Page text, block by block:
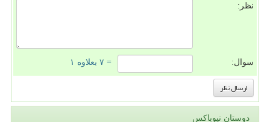
نظر:
سوال: = ۷ بعلاوه ۱
دوستان نیوباکس